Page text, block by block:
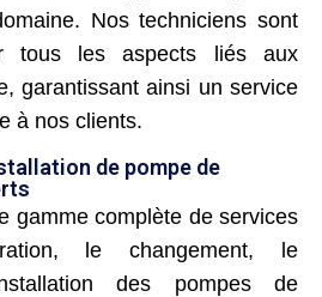
Nos techniciens sont
tous les aspects liés aux
garantissant ainsi un service
à nos clients.
de pompe de
gamme complète de services
le changement, le
des pompes de